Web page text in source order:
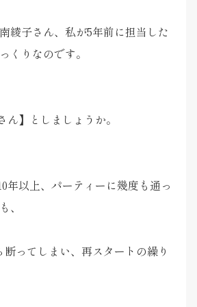
綾子さん、私が5年前に担当した
くりなのです。
】としましょうか。
年以上、パーティーに幾度も通っ
、
ってしまい、再スタートの繰り